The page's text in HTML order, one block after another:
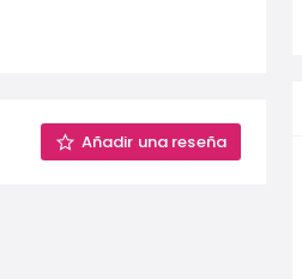
Añadir una reseña